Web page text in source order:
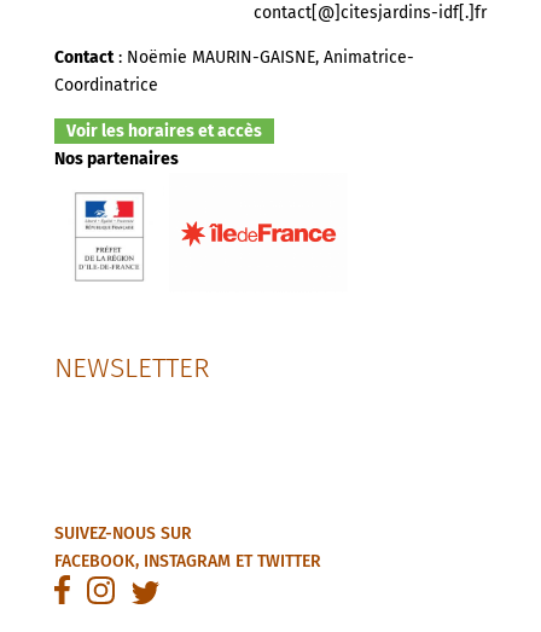
contact[@]citesjardins-idf[.]fr
Contact: Noëmie MAURIN-GAISNE, Animatrice-
Coordinatrice
Voir les horaires et accès
Nos partenaires
NEWSLETTER
SUIVEZ-NOUS SUR
FACEBOOK, INSTAGRAMETTWITTER